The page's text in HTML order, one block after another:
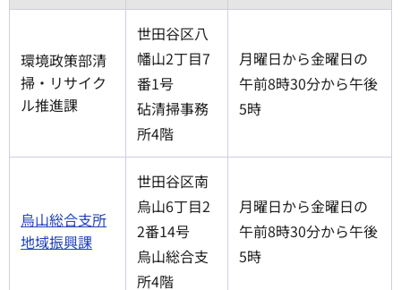
環境政策部清
掃・リサイク
ル推進課
世田谷区八
幡山2丁目7
番1号
砧清掃事務
所4階
月曜日から金曜日の
午前8時30分から午後
5時
烏山総合支所
地域振興課
世田谷区南
烏山6丁目2
2番14号
烏山総合支
所4階
月曜日から金曜日の
午前8時30分から午後
5時